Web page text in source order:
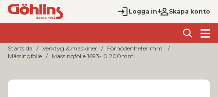
Logga in Skapa konto
Startsida Verktyg & maskiner
Förnödenheter mm.
Mässingfolie
Mässingfolie 1693- 0.200mm